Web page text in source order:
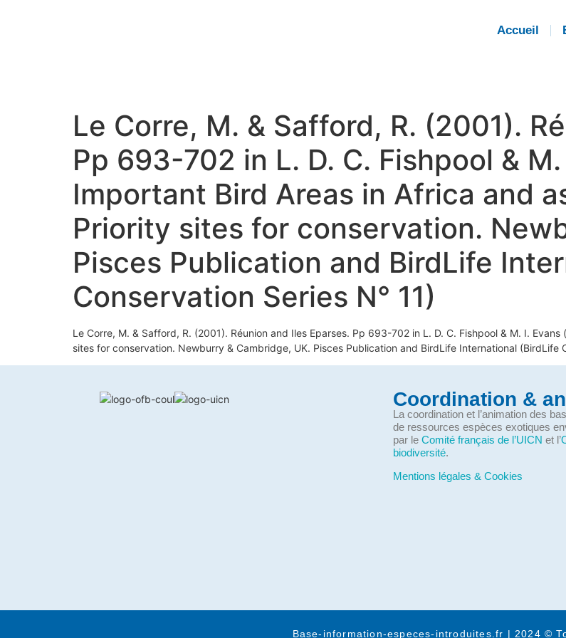
Accueil
Le Corre, M. & Safford, R. (2001).
Pp 693-702 in L. D. C. Fishpool &
Important Bird Areas in Africa and
Priority sites for conservation.
Pisces Publication and BirdLife
Conservation Series N° 11)
Le Corre, M. & Safford, R. (2001). Réunion and Iles Eparses. Pp 693-702 in L. D. C. Fishpool & M. I.
sites for conservation. Newburry & Cambridge, UK. Pisces Publication and BirdLife International (BirdLife
Coordination &
La coordination et l’animation des
de ressources espèces exotiques
par le Comité français de l’UICN et l’
biodiversité.
Mentions légales & Cookies
Base-information-especes-introduites.fr | 2024 ©